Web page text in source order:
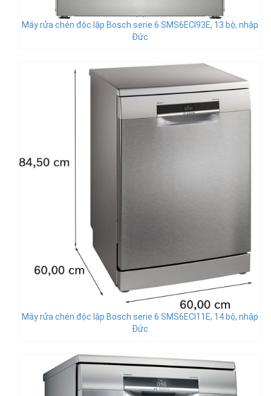
Máy rửa chén độc lập Bosch serie 6 SMS6ECI93E, 13 bộ, nhập
Đức
Máy rửa chén độc lập Bosch serie 6 SMS6ECI11E, 14 bộ, nhập
Đức